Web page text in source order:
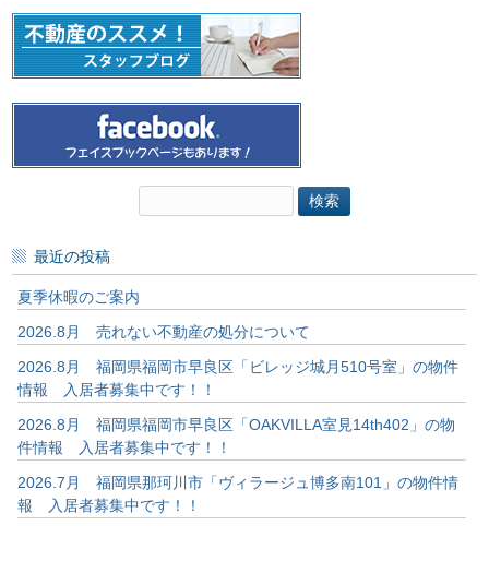
最近の投稿
夏季休暇のご案内
2026.8月 売れない不動産の処分について
2026.8月 福岡県福岡市早良区「ビレッジ城月510号室」の物件
情報 入居者募集中です！！
2026.8月 福岡県福岡市早良区「OAKVILLA室見14th402」の物
件情報 入居者募集中です！！
2026.7月 福岡県那珂川市「ヴィラージュ博多南101」の物件情
報 入居者募集中です！！